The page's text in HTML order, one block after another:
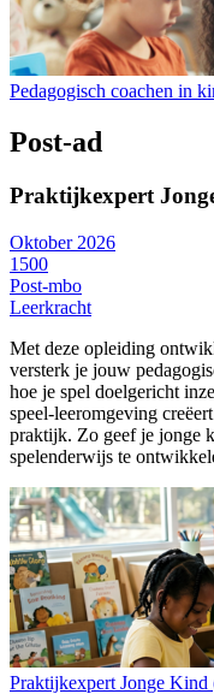
Pedagogisch coachen in
Post-ad
Praktijkexpert
Oktober 2026
1500
Post-mbo
Leerkracht
Met deze opleiding
versterk je jouw
hoe je spel doelgericht
speel-leeromgeving
praktijk. Zo geef je jonge
spelenderwijs te
Praktijkexpert Jonge Kind